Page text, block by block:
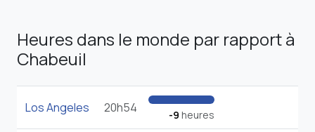
Heures dans le monde par rapport à
Chabeuil
Los Angeles 20h54 -9 heures